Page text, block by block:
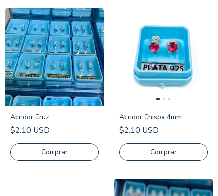
Abridor Cruz
$2.10 USD
Comprar
Abridor Chispa 4mm
$2.10 USD
Comprar